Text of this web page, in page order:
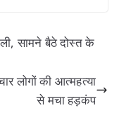
सामने बैठे दोस्त के
लोगों की आत्महत्या
से मचा हड़कंप